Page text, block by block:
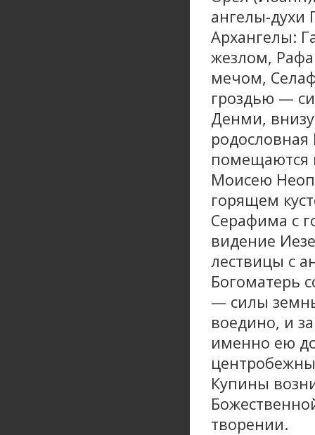
ангелы-духи
Архангелы:
жезлом,
мечом,
гроздью —
Денми,
родословная
помещаются
Моисею
горящем
Серафима с
видение
лествицы с
Богоматерь
— силы
воедино, и
именно ею
Купины
творении.